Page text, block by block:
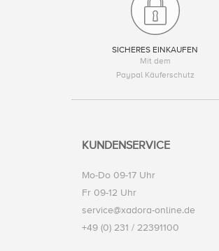
SICHERES EINKAUFEN
Mit dem
Paypal Käuferschutz
KUNDENSERVICE
Mo-Do 09-17 Uhr
Fr 09-12 Uhr
service@xadora-online.de
+49 (0) 231 / 22391100